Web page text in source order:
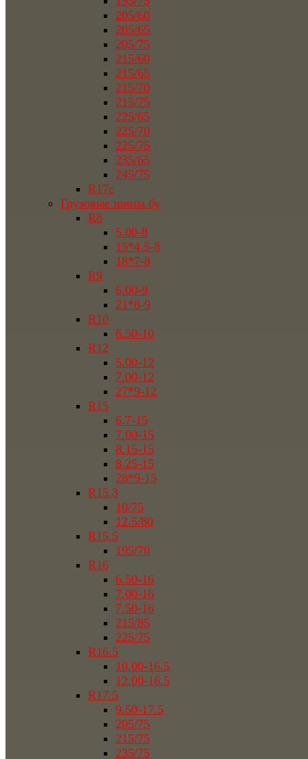
205/60
205/65
205/75
215/60
215/65
215/70
215/75
225/65
225/70
225/75
235/65
245/75
R17c
Грузовые шины бу
R8
5.00-8
15*4.5-8
18*7-8
R9
6.00-9
21*8-9
R10
6.50-10
R12
5.00-12
7.00-12
27*9-12
R15
6.7-15
7.00-15
8.15-15
8.25-15
28*9-15
R15.3
10/75
12.5/80
R15.5
195/70
R16
6.50-16
7.00-16
7.50-16
215/85
225/75
R16.5
10.00-16.5
12.00-16.5
R17.5
9.50-17.5
205/75
215/75
235/75